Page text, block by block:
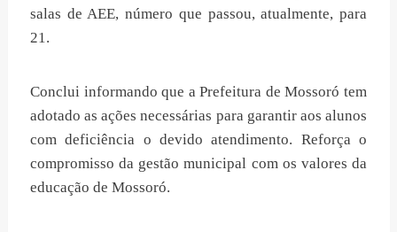
salas de AEE, número que passou, atualmente, para
21.
Conclui informando que a Prefeitura de Mossoró tem
adotado as ações necessárias para garantir aos alunos
com deficiência o devido atendimento. Reforça o
compromisso da gestão municipal com os valores da
educação de Mossoró.